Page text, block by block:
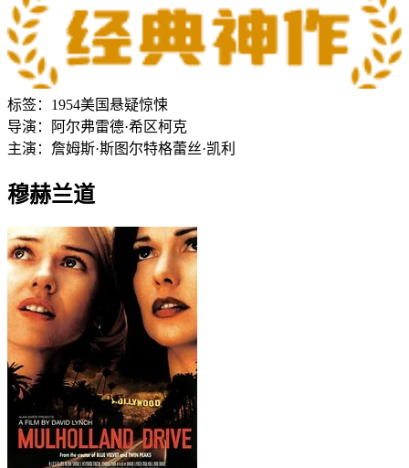
标签： 1954美国 悬疑惊悚
导演：
阿尔弗雷德·希区柯克
主演： 詹姆斯·斯图尔特格蕾丝·凯利
穆赫兰道